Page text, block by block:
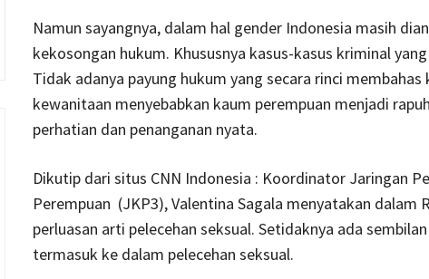
Namun sayangnya, dalam hal gender Indonesia masih
kekosongan hukum. Khususnya kasus-kasus kriminal
Tidak adanya payung hukum yang secara rinci membahas
kewanitaan menyebabkan kaum perempuan menjadi
perhatian dan penanganan nyata.
Dikutip dari situs CNN Indonesia : Koordinator Jaringan
Perempuan (JKP3), Valentina Sagala menyatakan dalam
perluasan arti pelecehan seksual. Setidaknya ada
termasuk ke dalam pelecehan seksual.